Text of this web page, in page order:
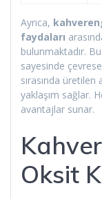
Ayrıca,
faydaları
bulunmaktadır.
sayesinde
sırasında
yaklaşım sağlar.
avantajlar sunar.
Oksit